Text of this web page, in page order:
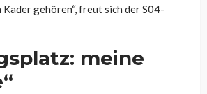
gehören“, freut sich der S04-
meine